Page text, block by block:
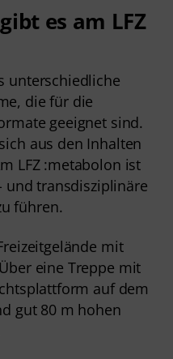
es am LFZ
unterschiedliche
die für die
geeignet sind.
aus den Inhalten
LFZ :metabolon ist
und transdisziplinäre
führen.
mit
eine Treppe mit
auf dem
gut 80 m hohen